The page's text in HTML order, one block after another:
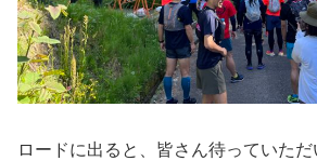
ロードに出ると、皆さん待っていただ